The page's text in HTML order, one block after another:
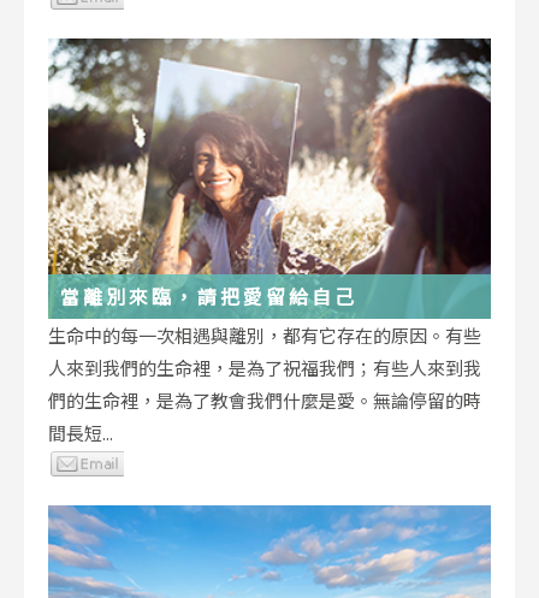
當離別來臨，請把愛留給自己
生命中的每一次相遇與離別，都有它存在的原因。有些
人來到我們的生命裡，是為了祝福我們；有些人來到我
們的生命裡，是為了教會我們什麼是愛。無論停留的時
間長短...